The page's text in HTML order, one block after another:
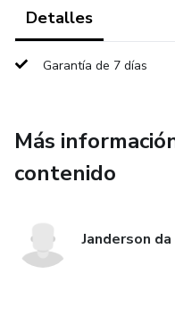
Detalles
Garantía de 7 días
Más
contenido
Janderson